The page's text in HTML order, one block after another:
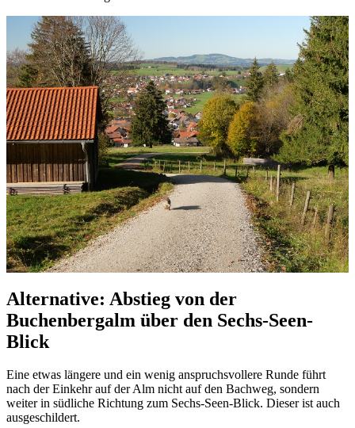
Alternative: Abstieg von der
Buchenbergalm über den Sechs-Seen-
Blick
Eine etwas längere und ein wenig anspruchsvollere Runde führt
nach der Einkehr auf der Alm nicht auf den Bachweg, sondern
weiter in südliche Richtung zum Sechs-Seen-Blick. Dieser ist auch
ausgeschildert.